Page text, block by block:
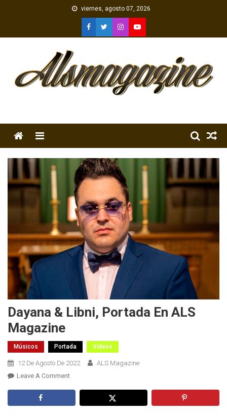
viernes, agosto 07, 2026
Menu
Dayana & Libni, Portada En ALS
Magazine
Músicos Portada Videos
12 De Agosto De 2022
ALS Magazine
Leave A CommentOn